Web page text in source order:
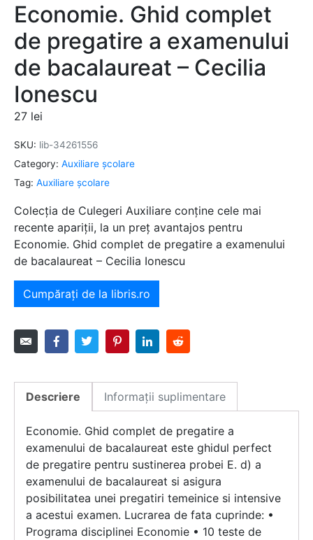
Economie. Ghid complet
de pregatire a examenului
de bacalaureat – Cecilia
Ionescu
27 lei
SKU: lib-34261556
Category: Auxiliare şcolare
Tag: Auxiliare şcolare
Colecția de Culegeri Auxiliare conține cele mai
recente apariții, la un preț avantajos pentru
Economie. Ghid complet de pregatire a examenului
de bacalaureat – Cecilia Ionescu
Cumpărați de la libris.ro
Descriere Informații suplimentare
Economie. Ghid complet de pregatire a
examenului de bacalaureat este ghidul perfect
de pregatire pentru sustinerea probei E. d) a
examenului de bacalaureat si asigura
posibilitatea unei pregatiri temeinice si intensive
a acestui examen. Lucrarea de fata cuprinde: •
Programa disciplinei Economie • 10 teste de